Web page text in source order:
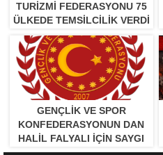
TURIZMI FEDERASYONU 75
ÜLKEDE TEMSILCILIK VERDI
GENÇLİK VE SPOR
KONFEDERASYONUN DAN
HALİL FALYALI İÇİN SAYGI
MESAJI YAYINLADI